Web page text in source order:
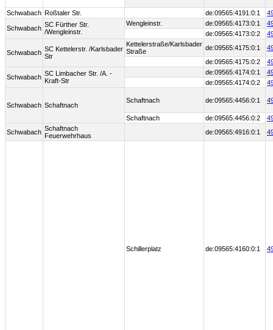
Schwabach Roßtaler Str. de:09565:4191:0:1
Schwabach SC Fürther Str.
/Wengleinstr.
Wengleinstr. de:09565:4173:0:1
de:09565:4173:0:2
Schwabach SC Kettelerstr. /Karlsbader
Str
Kettelerstraße/Karlsbader
Straße
de:09565:4175:0:1
de:09565:4175:0:2
Schwabach SC Limbacher Str. /A. -
Kraft-Str
de:09565:4174:0:1
de:09565:4174:0:2
Schwabach Schaftnach
Schaftnach de:09565:4456:0:1
Schaftnach de:09565:4456:0:2
Schwabach Schaftnach
Feuerwehrhaus
de:09565:4916:0:1
Schillerplatz de:09565:4160:0:1